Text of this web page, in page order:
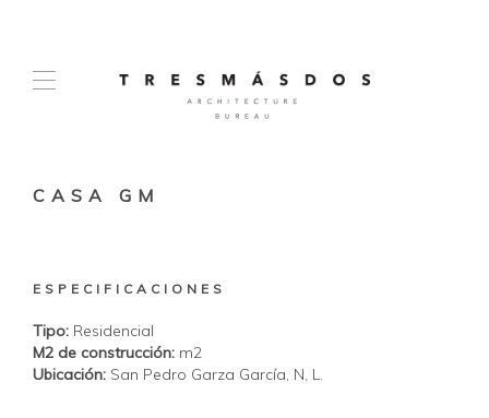
CASA GM
ESPECIFICACIONES
Tipo: Residencial
M2 de construcción: m2
Ubicación: San Pedro Garza García, N, L.